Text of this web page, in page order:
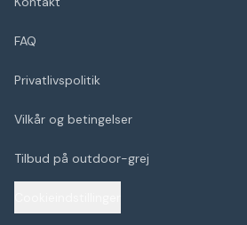
FAQ
Privatlivspolitik
Vilkår og betingelser
Tilbud på outdoor-grej